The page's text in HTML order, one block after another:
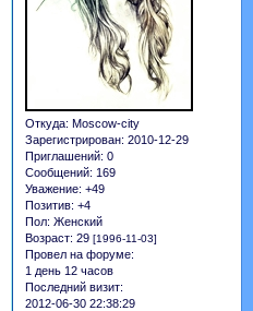
Откуда: Moscow-city
Зарегистрирован: 2010-12-29
Приглашений: 0
Сообщений: 169
Уважение: +49
Позитив: +4
Пол: Женский
Возраст: 29 [1996-11-03]
Провел на форуме:
1 день 12 часов
Последний визит:
2012-06-30 22:38:29